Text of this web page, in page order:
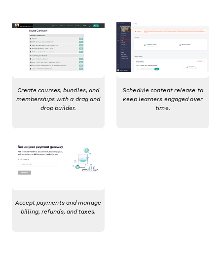
Create courses, bundles, and
memberships with a drag and
drop builder.
Schedule content release to
keep learners engaged over
time.
Accept payments and manage
billing, refunds, and taxes.